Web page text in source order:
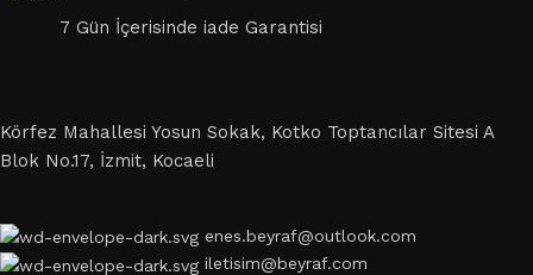
7 Gün İçerisinde iade Garantisi
Körfez Mahallesi Yosun Sokak, Kotko Toptancılar Sitesi A
Blok No.17, İzmit, Kocaeli
enes.beyraf@outlook.com
iletisim@beyraf.com